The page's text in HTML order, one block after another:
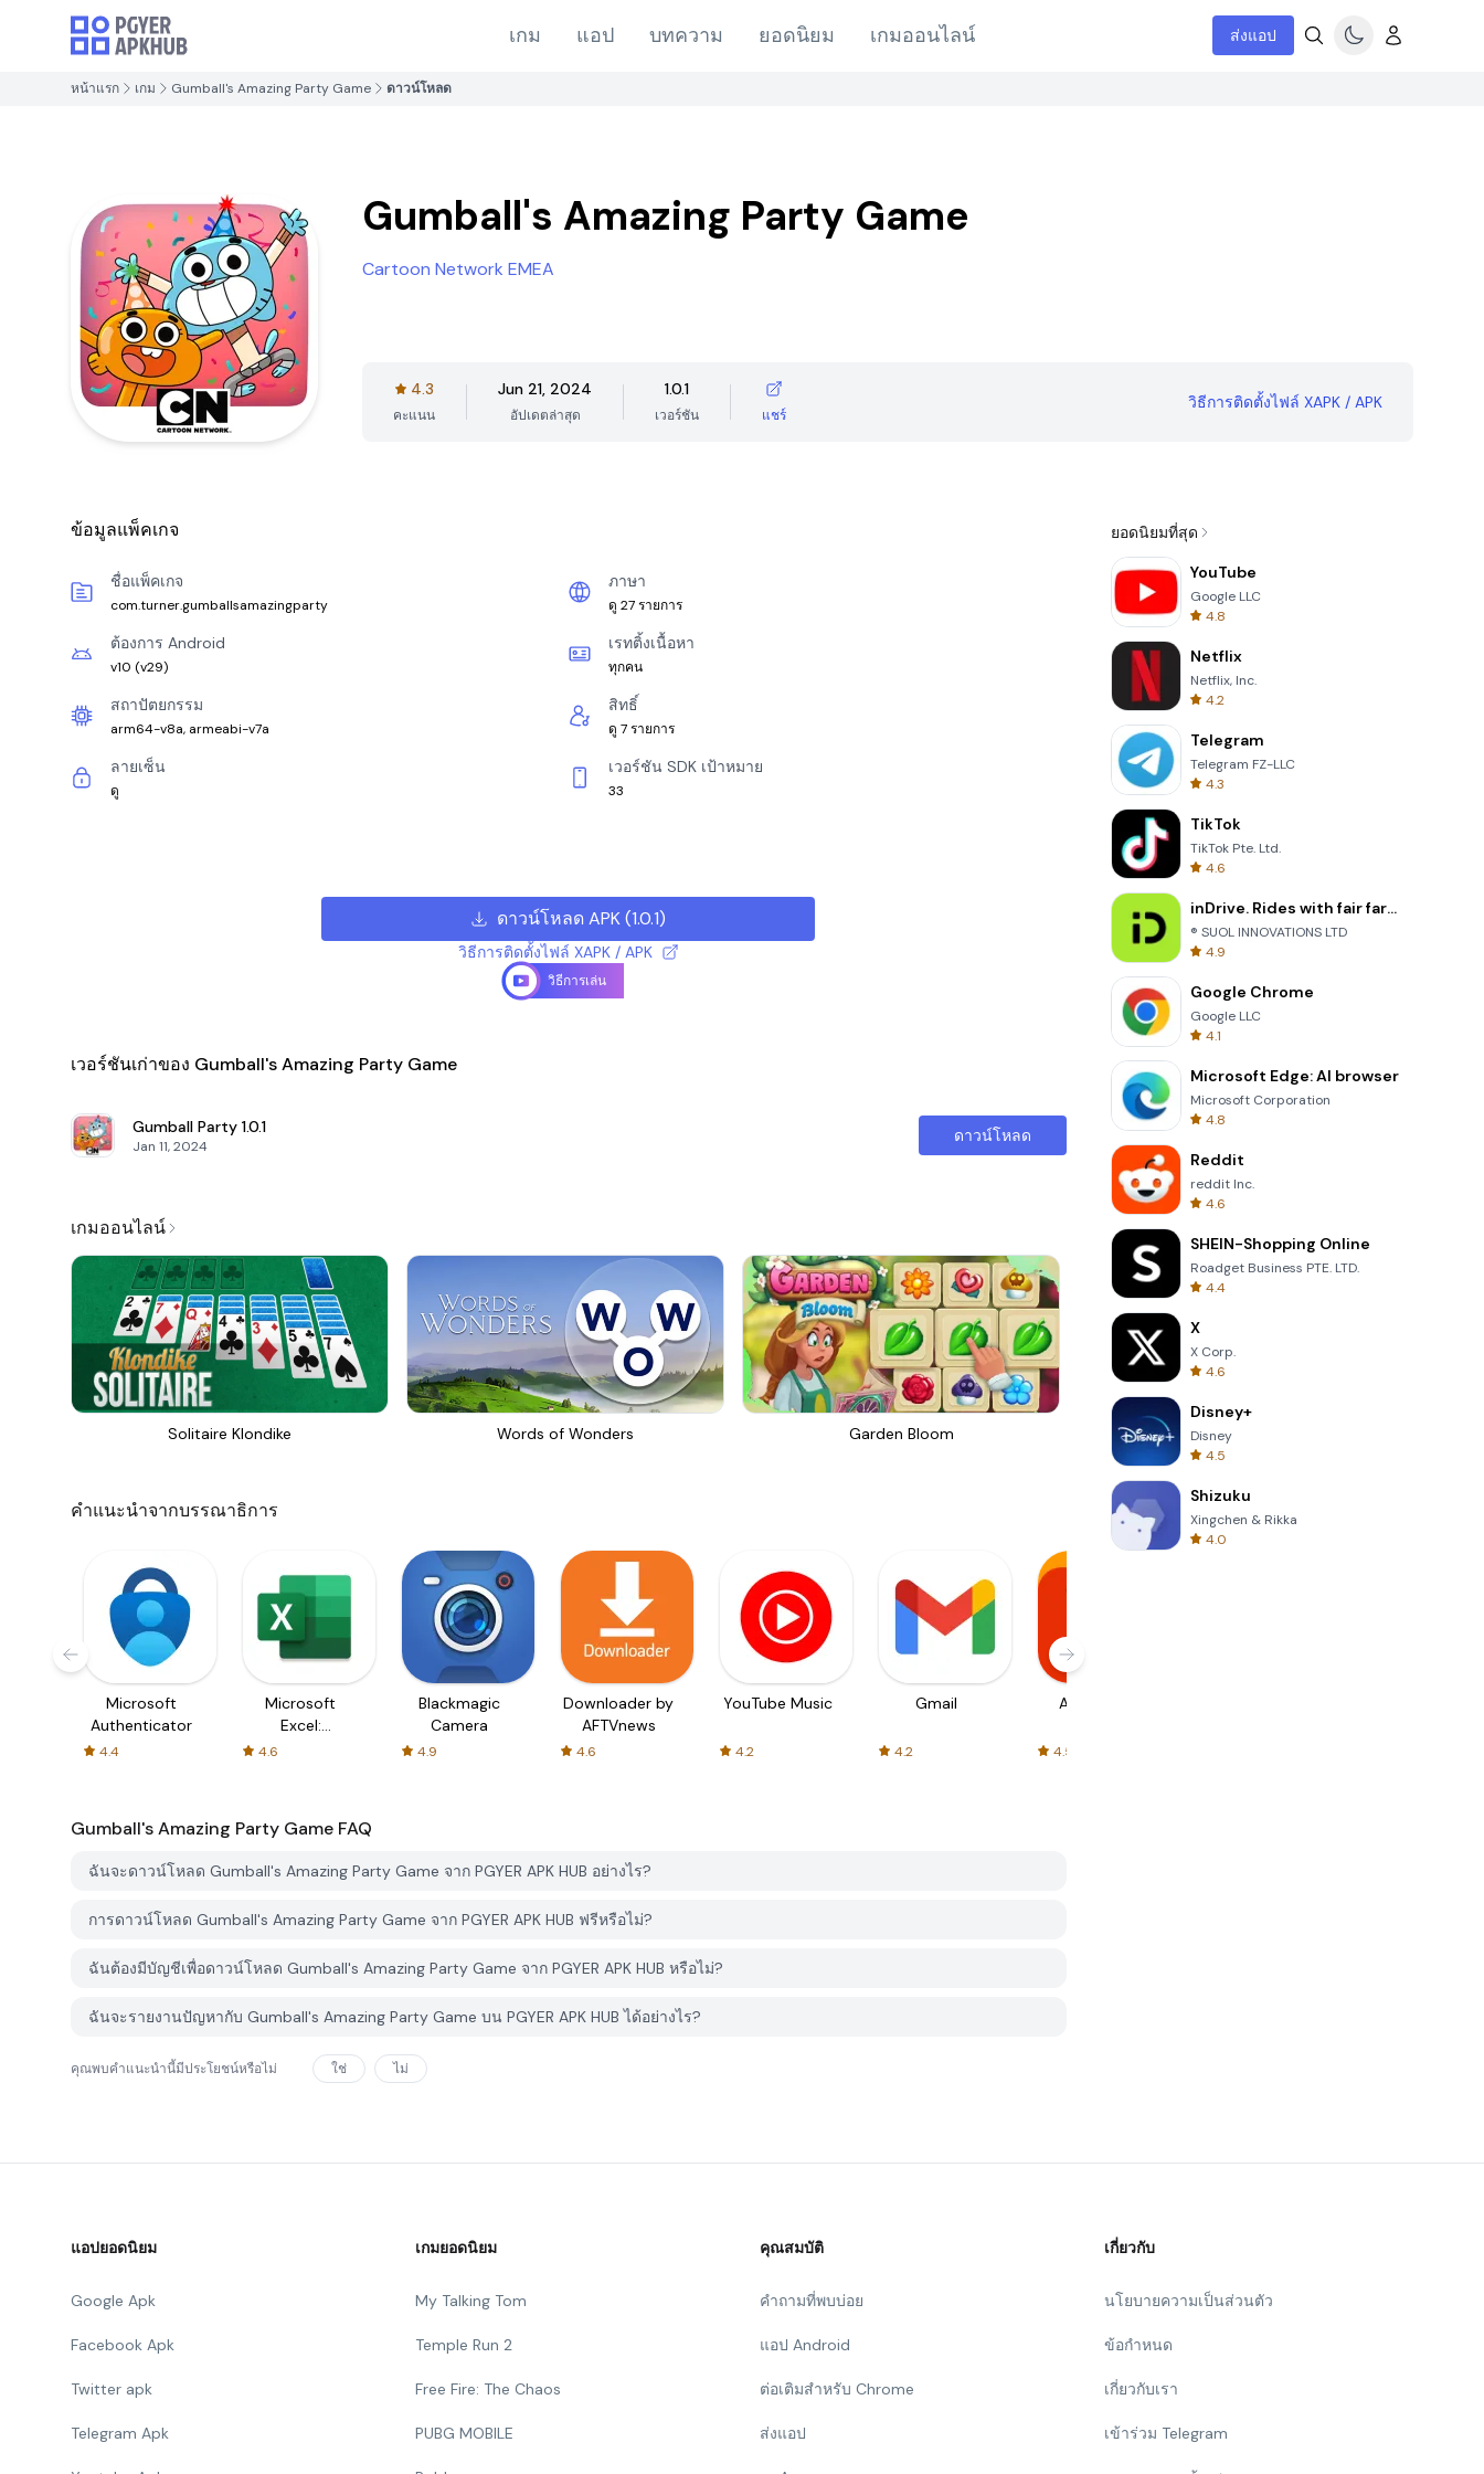
เกม แอป บทความ ยอดนิยม เกมออนไลน์ ส่งแอป
หน้าแรก เกม Gumball's Amazing Party Game ดาวน์โหลด
Gumball's Amazing Party Game
Cartoon Network EMEA
4.3
คะแนน
Jun 21, 2024
อัปเดตล่าสุด
1.0.1
เวอร์ชัน แชร์
วิธีการติดตั้งไฟล์ XAPK / APK
ข้อมูลแพ็คเกจ
ชื่อแพ็คเกจ
com.turner.gumballsamazingparty
ภาษา
ดู 27 รายการ
ต้องการ Android
v10 (v29)
เรทติ้งเนื้อหา
ทุกคน
สถาปัตยกรรม
arm64-v8a, armeabi-v7a
สิทธิ์
ดู 7 รายการ
ลายเซ็น
ดู
เวอร์ชัน SDK เป้าหมาย
33
ดาวน์โหลด APK(1.0.1)
วิธีการติดตั้งไฟล์ XAPK / APK
วิธีการเล่น
เวอร์ชันเก่าของ Gumball's Amazing Party Game
Gumball Party 1.0.1
Jan 11, 2024
ดาวน์โหลด
เกมออนไลน์
Solitaire Klondike Words of Wonders Garden Bloom Perfect Piano
คำแนะนำจากบรรณาธิการ
Microsoft
Authenticator
4.4
Microsoft
Excel:
Spreadsheets
4.6
Blackmagic
Camera
4.9
Downloader by
AFTVnews
4.6
YouTube Music
4.2
Gmail
4.2
AliExpress
4.5
Gumball's Amazing Party Game FAQ
ฉันจะดาวน์โหลด Gumball's Amazing Party Game จาก PGYER APK HUB อย่างไร?
การดาวน์โหลด Gumball's Amazing Party Game จาก PGYER APK HUB ฟรีหรือไม่?
ฉันต้องมีบัญชีเพื่อดาวน์โหลด Gumball's Amazing Party Game จาก PGYER APK HUB หรือไม่?
ฉันจะรายงานปัญหากับ Gumball's Amazing Party Game บน PGYER APK HUB ได้อย่างไร?
คุณพบคำแนะนำนี้มีประโยชน์หรือไม่ ใช่ ไม่
ยอดนิยมที่สุด
YouTube
Google LLC
4.8
Netflix
Netflix, Inc.
4.2
Telegram
Telegram FZ-LLC
4.3
TikTok
TikTok Pte. Ltd.
4.6
inDrive. Rides with fair fares
® SUOL INNOVATIONS LTD
4.9
Google Chrome
Google LLC
4.1
Microsoft Edge: AI browser
Microsoft Corporation
4.8
Reddit
reddit Inc.
4.6
SHEIN-Shopping Online
Roadget Business PTE. LTD.
4.4
X
X Corp.
4.6
Disney+
Disney
4.5
Shizuku
Xingchen & Rikka
4.0
แอปยอดนิยม
Google Apk
Facebook Apk
Twitter apk
Telegram Apk
เกมยอดนิยม
My Talking Tom
Temple Run 2
Free Fire: The Chaos
PUBG MOBILE
คุณสมบัติ
คำถามที่พบบ่อย
แอป Android
ต่อเติมสำหรับ Chrome
ส่งแอป
เกี่ยวกับ
นโยบายความเป็นส่วนตัว
ข้อกำหนด
เกี่ยวกับเรา
เข้าร่วม Telegram